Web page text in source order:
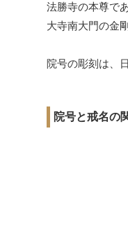
法勝寺の本尊で
大寺南大門の金
院号の彫刻は、
院号と戒名の